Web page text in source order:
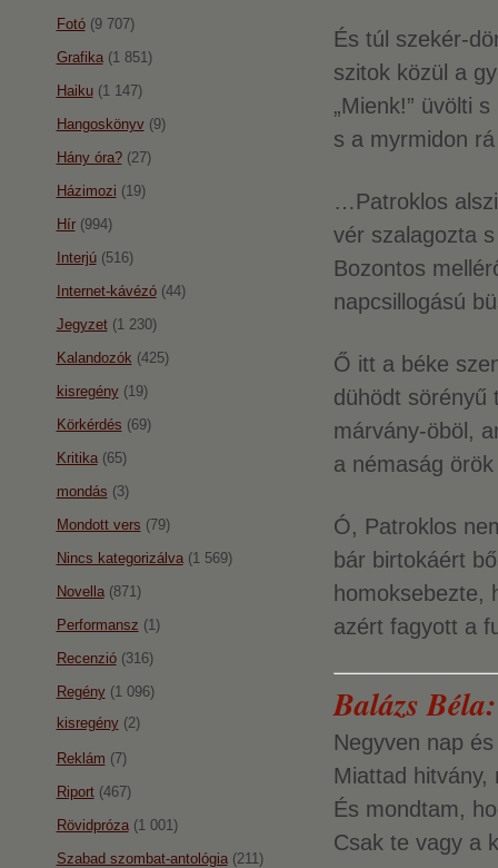
És túl szekér-
szitok közül a
„Mienk!” üvölti
s a myrmidon
…Patroklos
vér szalagozta
Bozontos
napcsillogású
Ő itt a béke
dühödt sörényű
márvány-öböl,
a némaság
Ó, Patroklos
bár birtokáért
homoksebezte,
azért fagyott a
Balázs
Negyven nap
Miattad hitvány,
És mondtam,
Csak te vagy a
Fotó(9 707)
Grafika(1 851)
Haiku(1 147)
Hangoskönyv(9)
Hány óra?(27)
Házimozi (19)
Hír(994)
Interjú(516)
Internet-kávézó(44)
Jegyzet(1 230)
Kalandozók (425)
kisregény(19)
Körkérdés (69)
Kritika(65)
mondás (3)
Mondott vers (79)
Nincs kategorizálva(1 569)
Novella(871)
Performansz (1)
Recenzió(316)
Regény(1 096)
kisregény(2)
Reklám (7)
Riport(467)
Rövidpróza(1 001)
Szabad szombat-antológia(211)